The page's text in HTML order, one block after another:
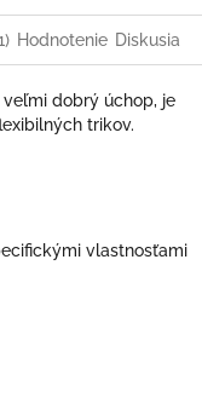
Hodnotenie Diskusia
dobrý úchop, je
trikov.
vlastnosťami